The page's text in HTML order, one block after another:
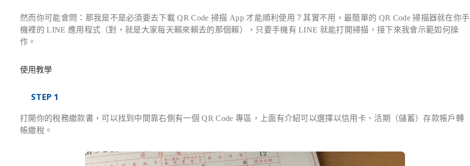
然而你可能會問：那我是不是必須要去下載 QR Code 掃描 App 才能順利使用？其實不用，最簡單的 QR Code 掃描器就在你手
機裡的 LINE 應用程式（對，就是大家每天賴來賴去的那個賴），只要手機有 LINE 就能打開掃描，接下來我會示範如何操
作。
使用教學
STEP 1
打開你的稅務繳款書，可以找到中間靠右側有一個 QR Code 專區，上面有介紹可以選擇以信用卡、活期（儲蓄）存款帳戶轉
帳繳稅。